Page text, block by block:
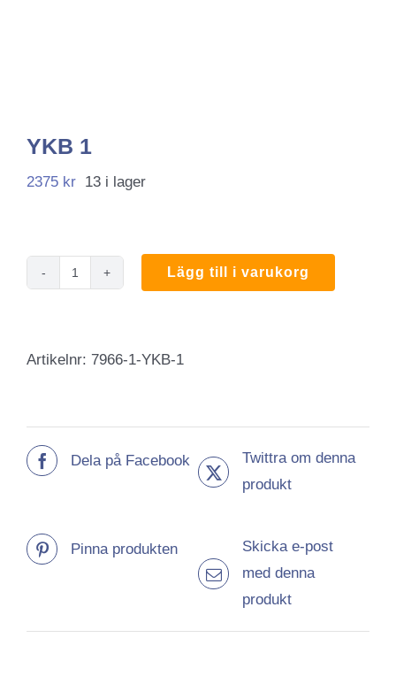
YKB 1
2375 kr 13 i lager
Lägg till i varukorg
Artikelnr: 7966-1-YKB-1
Dela på Facebook
Twittra om denna
produkt
Pinna produkten
Skicka e-post
med denna
produkt